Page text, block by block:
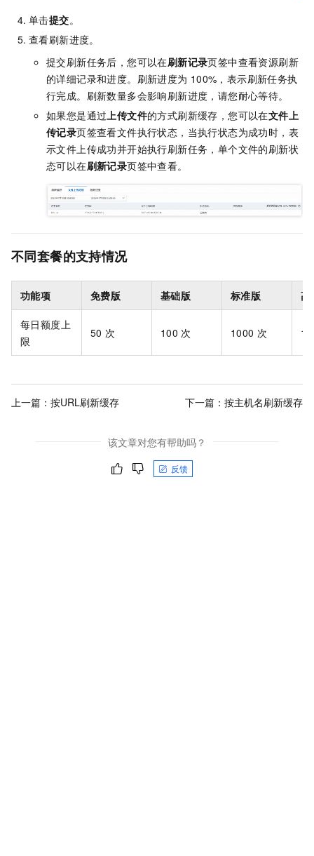
单击提交。
查看刷新进度。
提交刷新任务后，您可以在刷新记录页签中查看资源刷新
的详细记录和进度。刷新进度为 100%，表示刷新任务执
行完成。刷新数量多会影响刷新进度，请您耐心等待。
如果您是通过上传文件的方式刷新缓存，您可以在文件上
传记录页签查看文件执行状态，当执行状态为成功时，表
示文件上传成功并开始执行刷新任务，单个文件的刷新状
态可以在刷新记录页签中查看。
不同套餐的支持情况
功能项 免费版 基础版 标准版 高
每日额度上
限
50 次 100 次 1000 次
上一篇： 按URL刷新缓存 下一篇： 按主机名刷新缓存
该文章对您有帮助吗？
反馈